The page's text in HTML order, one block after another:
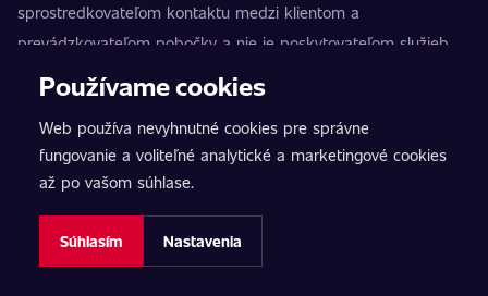
sprostredkovateľom kontaktu medzi klientom a
prevádzkovateľom pobočky a nie je poskytovateľom služieb.
AutoChip® je registrovaná ochranná známka Petra Kučeru.
technickej nespôsobilosti vozidla na premávku na pozemných
komunikáciách. Presné informácie vždy poskytuje konkrétny
prevádzkovateľ pobočky.
Nastavenie cookies
Používame cookies
Web používa nevyhnutné cookies pre správne
fungovanie a voliteľné analytické a marketingové cookies
až po vašom súhlase.
Súhlasím Nastavenia